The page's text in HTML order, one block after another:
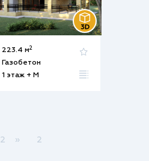
223.4 м2
Газобетон
1 этаж + М
2 » 2